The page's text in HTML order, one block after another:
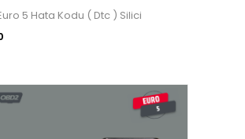
5 Hata Kodu ( Dtc ) Silici